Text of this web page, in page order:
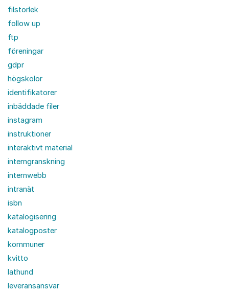
filstorlek
follow up
ftp
föreningar
gdpr
högskolor
identifikatorer
inbäddade filer
instagram
instruktioner
interaktivt material
interngranskning
internwebb
intranät
isbn
katalogisering
katalogposter
kommuner
kvitto
lathund
leveransansvar